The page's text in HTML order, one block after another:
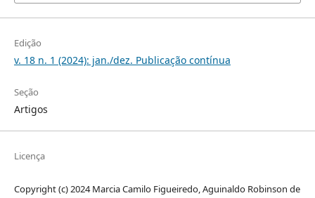
Edição
v. 18 n. 1 (2024): jan./dez. Publicação contínua
Seção
Artigos
Licença
Copyright (c) 2024 Marcia Camilo Figueiredo, Aguinaldo Robinson de